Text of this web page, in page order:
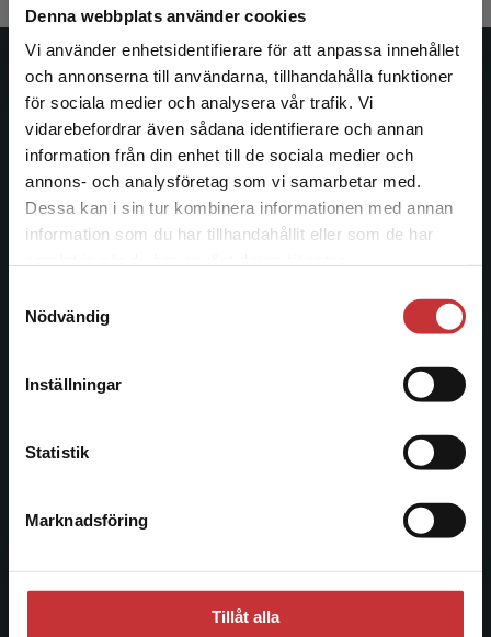
Denna webbplats använder cookies
Vi använder enhetsidentifierare för att anpassa innehållet
och annonserna till användarna, tillhandahålla funktioner
för sociala medier och analysera vår trafik. Vi
vidarebefordrar även sådana identifierare och annan
information från din enhet till de sociala medier och
annons- och analysföretag som vi samarbetar med.
Dessa kan i sin tur kombinera informationen med annan
information som du har tillhandahållit eller som de har
Nödvändig
Inställningar
Statistik
Marknadsföring
Tillåt alla
Begränsad fraktregion
Det verkar som att du besöker
studentlitteratur.se via en enhet utanför Sverige.
Vi erbjuder inte leveranser utanför Sverige. För
att kunna slutföra ett köp måste
Studentlitteratur
Studentlitteratur grundades 1963 och är idag Sveriges
ledande utbildningsförlag. Med läromedel, kurslitteratur,
facklitteratur, utbildningar och digitala
informationstjänster i utbudet, finns Studentlitteratur med
längs hela kunskapsresan.
046-31 20 00
Box 141
226 60 Lund